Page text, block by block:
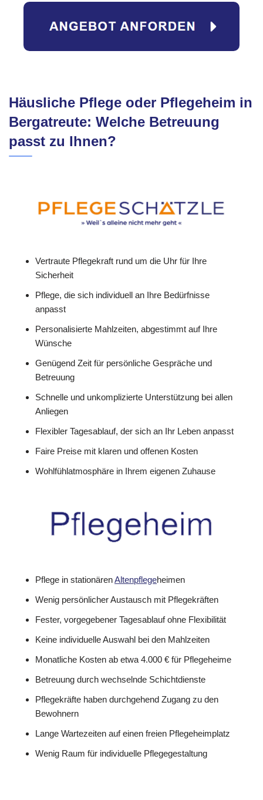
Häusliche Pflege oder Pflegeheim in
Bergatreute: Welche Betreuung
passt zu Ihnen?
Vertraute Pflegekraft rund um die Uhr für Ihre
Sicherheit
Pflege, die sich individuell an Ihre Bedürfnisse
anpasst
Personalisierte Mahlzeiten, abgestimmt auf Ihre
Wünsche
Genügend Zeit für persönliche Gespräche und
Betreuung
Schnelle und unkomplizierte Unterstützung bei allen
Anliegen
Flexibler Tagesablauf, der sich an Ihr Leben anpasst
Faire Preise mit klaren und offenen Kosten
Wohlfühlatmosphäre in Ihrem eigenen Zuhause
Pflege in stationärenAltenpflegeheimen
Wenig persönlicher Austausch mit Pflegekräften
Fester, vorgegebener Tagesablauf ohne Flexibilität
Keine individuelle Auswahl bei den Mahlzeiten
Monatliche Kosten ab etwa 4.000 € für Pflegeheime
Betreuung durch wechselnde Schichtdienste
Pflegekräfte haben durchgehend Zugang zu den
Bewohnern
Lange Wartezeiten auf einen freien Pflegeheimplatz
Wenig Raum für individuelle Pflegegestaltung